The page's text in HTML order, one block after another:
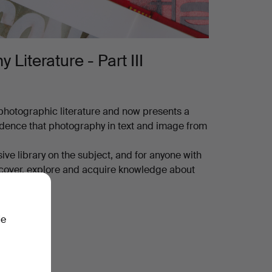
Literature - Part III
literature and now presents a
that photography in text and image from
library on the subject, and for anyone with
explore and acquire knowledge about